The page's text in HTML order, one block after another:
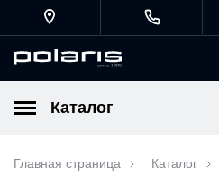
Каталог
Главная страница Каталог